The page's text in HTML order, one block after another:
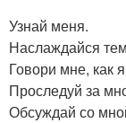
Узнай меня.
Наслаждайся
Говори мне, как
Проследуй за
Обсуждай со